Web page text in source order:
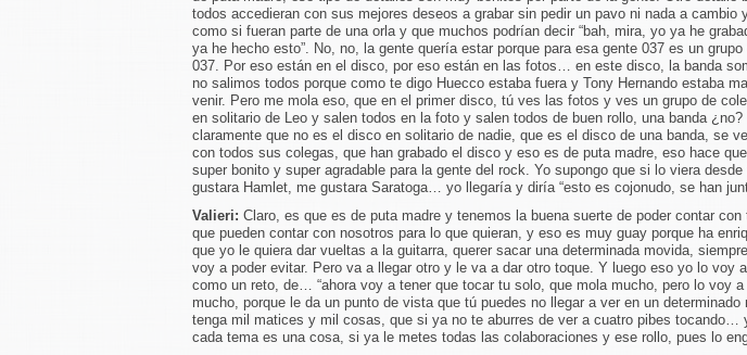
todos accedieran con sus mejores deseos a grabar sin pedir un pavo ni nada a cambio
como si fueran parte de una orla y que muchos podrían decir “bah, mira, yo ya he
ya he hecho esto”. No, no, la gente quería estar porque para esa gente 037 es un
037. Por eso están en el disco, por eso están en las fotos… en este disco, la banda
no salimos todos porque como te digo Huecco estaba fuera y Tony Hernando estaba
venir. Pero me mola eso, que en el primer disco, tú ves las fotos y ves un grupo de
en solitario de Leo y salen todos en la foto y salen todos de buen rollo, una banda
claramente que no es el disco en solitario de nadie, que es el disco de una banda, se
con todos sus colegas, que han grabado el disco y eso es de puta madre, eso hace
super bonito y super agradable para la gente del rock. Yo supongo que si lo viera
gustara Hamlet, me gustara Saratoga… yo llegaría y diría “esto es cojonudo, se han
Valieri: Claro, es que es de puta madre y tenemos la buena suerte de poder contar
que pueden contar con nosotros para lo que quieran, y eso es muy guay porque ha
que yo le quiera dar vueltas a la guitarra, querer sacar una determinada movida,
voy a poder evitar. Pero va a llegar otro y le va a dar otro toque. Y luego eso yo lo voy
como un reto, de… “ahora voy a tener que tocar tu solo, que mola mucho, pero lo voy
mucho, porque le da un punto de vista que tú puedes no llegar a ver en un
tenga mil matices y mil cosas, que si ya no te aburres de ver a cuatro pibes tocando…
cada tema es una cosa, si ya le metes todas las colaboraciones y ese rollo, pues lo